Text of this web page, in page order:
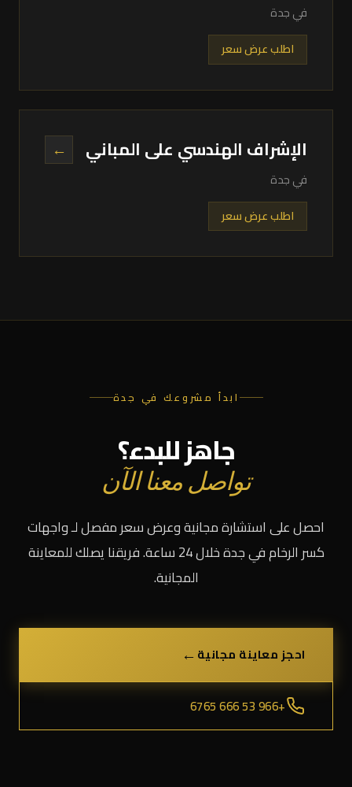
في جدة
اطلب عرض سعر
الإشراف الهندسي على المباني
في جدة
اطلب عرض سعر
←
ابدأ مشروعك في جدة
جاهز للبدء؟
تواصل معنا الآن
احصل على استشارة مجانية وعرض سعر مفصل لـ واجهات
كسر الرخام في جدة خلال 24 ساعة. فريقنا يصلك للمعاينة
المجانية.
احجز معاينة مجانية←
+966 53 666 6765